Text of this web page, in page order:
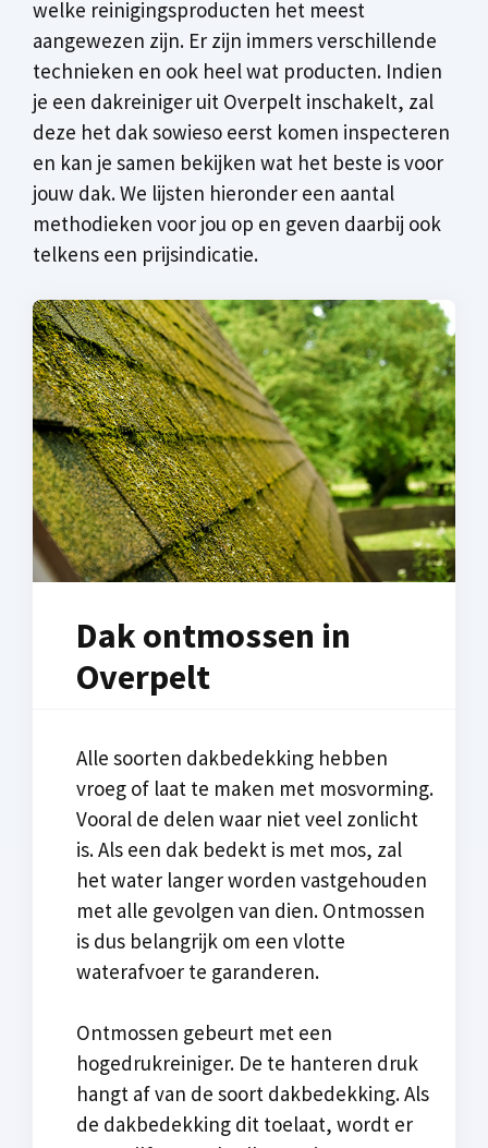
welke reinigingsproducten het meest
aangewezen zijn. Er zijn immers verschillende
technieken en ook heel wat producten. Indien
je een dakreiniger uit Overpelt inschakelt, zal
deze het dak sowieso eerst komen inspecteren
en kan je samen bekijken wat het beste is voor
jouw dak. We lijsten hieronder een aantal
methodieken voor jou op en geven daarbij ook
telkens een prijsindicatie.
Dak ontmossen in
Overpelt
Alle soorten dakbedekking hebben
vroeg of laat te maken met mosvorming.
Vooral de delen waar niet veel zonlicht
is. Als een dak bedekt is met mos, zal
het water langer worden vastgehouden
met alle gevolgen van dien. Ontmossen
is dus belangrijk om een vlotte
waterafvoer te garanderen.
Ontmossen gebeurt met een
hogedrukreiniger. De te hanteren druk
hangt af van de soort dakbedekking. Als
de dakbedekking dit toelaat, wordt er